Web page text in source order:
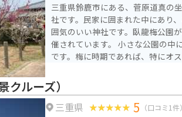
三重県鈴鹿市にある、菅原道真の
社です。民家に囲まれた中にあり
囲気のいい神社です。臥龍梅公園
催されています。 小さな公園の中
です。梅に時期であれば、特にオス
ルーズ）
三重県 5 （口コミ1件）